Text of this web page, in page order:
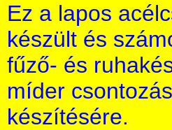
Ez a lapos
készült és
fűző- és
míder
készítésére.